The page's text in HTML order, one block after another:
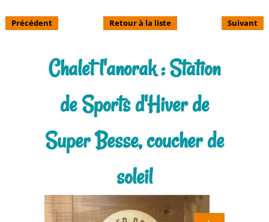
Précédent Retour à la liste Suivant
Chalet l'anorak : Station
de Sports d'Hiver de
Super Besse, coucher de
soleil